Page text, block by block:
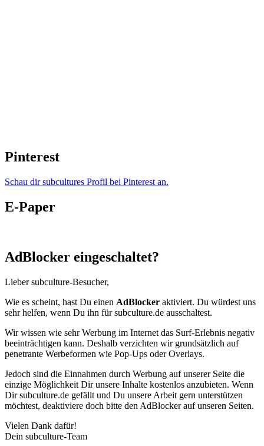
Pinterest
Schau dir subcultures Profil bei Pinterest an.
E-Paper
AdBlocker eingeschaltet?
Lieber subculture-Besucher,
Wie es scheint, hast Du einen AdBlocker aktiviert. Du würdest uns
sehr helfen, wenn Du ihn für subculture.de ausschaltest.
Wir wissen wie sehr Werbung im Internet das Surf-Erlebnis negativ
beeinträchtigen kann. Deshalb verzichten wir grundsätzlich auf
penetrante Werbeformen wie Pop-Ups oder Overlays.
Jedoch sind die Einnahmen durch Werbung auf unserer Seite die
einzige Möglichkeit Dir unsere Inhalte kostenlos anzubieten. Wenn
Dir subculture.de gefällt und Du unsere Arbeit gern unterstützen
möchtest, deaktiviere doch bitte den AdBlocker auf unseren Seiten.
Vielen Dank dafür!
Dein subculture-Team